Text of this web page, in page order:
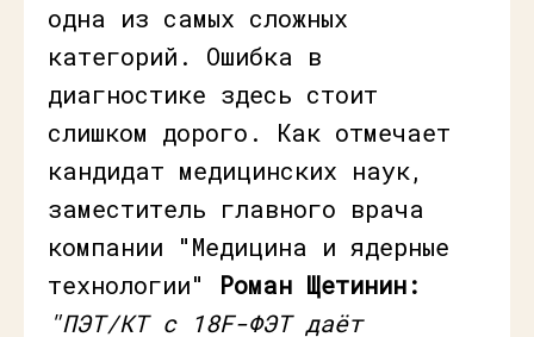
одна из самых сложных
категорий. Ошибка в
диагностике здесь стоит
слишком дорого. Как отмечает
кандидат медицинских наук,
заместитель главного врача
компании "Медицина и ядерные
технологии" Роман Щетинин:
"ПЭТ/КТ с 18F-ФЭТ даёт